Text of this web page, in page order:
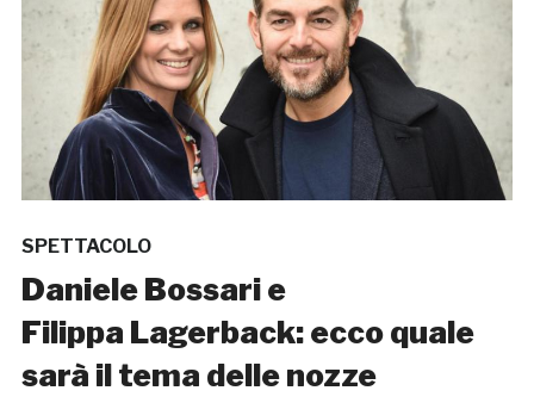
SPETTACOLO
Daniele Bossari e
Filippa Lagerback: ecco quale
sarà il tema delle nozze